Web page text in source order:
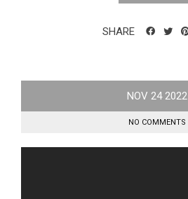
SHARE
NOV 24 2022
NO COMMENTS